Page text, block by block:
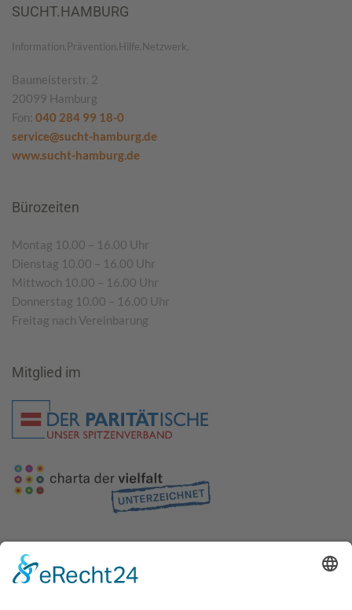
SUCHT.HAMBURG
Information.Prävention.Hilfe.Netzwerk.
Baumeisterstr. 2
20099 Hamburg
Fon: 040 284 99 18-0
service@sucht-hamburg.de
www.sucht-hamburg.de
Bürozeiten
Montag 10.00 – 16.00 Uhr
Dienstag 10.00 – 16.00 Uhr
Mittwoch 10.00 – 16.00 Uhr
Donnerstag 10.00 – 16.00 Uhr
Freitag nach Vereinbarung
Mitglied im